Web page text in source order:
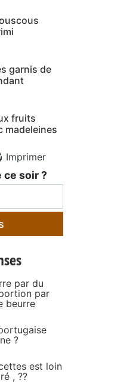
garnis de
fruits
madeleines
Imprimer
ce soir ?
par du
par
beurre
?
est loin
, ??